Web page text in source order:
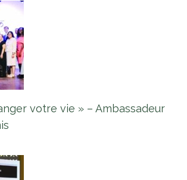
votre vie » – Ambassadeur